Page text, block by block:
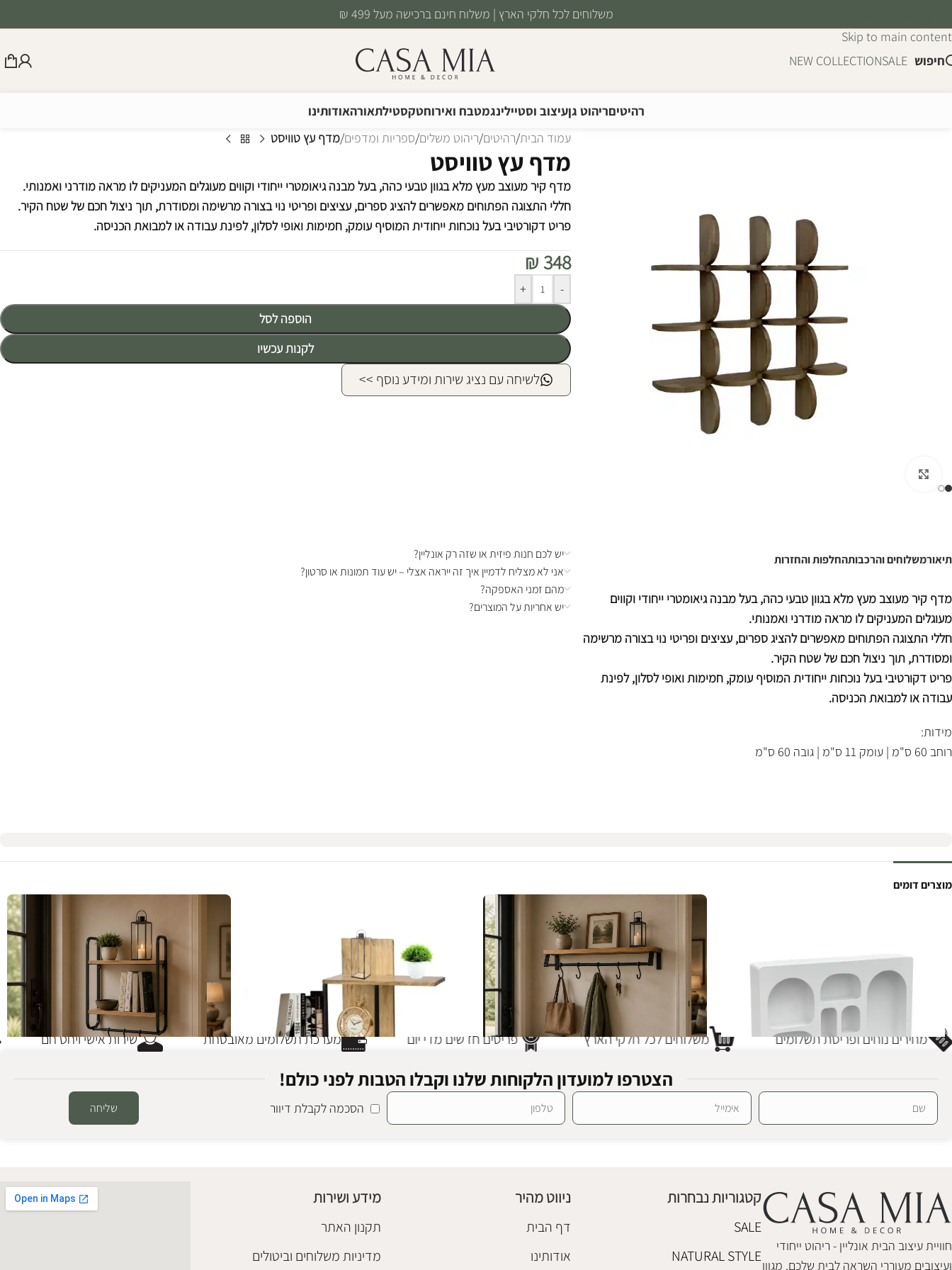
Skip to main content
משלוחים לכל חלקי הארץ | משלוח חינם ברכישה מעל 499 ₪
חיפוש SALE
NEW COLLECTION
רהיטיםריהוט גןעיצוב וסטיילינגמטבח ואירוחטקסטילתאורהאודותינו
עמוד הבית/רהיטים/ריהוט משלים/ספריות ומדפים/מדף עץ טוויסט
מדף עץ טוויסט
מדף קיר מעוצב מעץ מלא בגוון טבעי כהה, בעל מבנה גיאומטרי ייחודי וקווים מעוגלים המעניקים לו מראה מודרני ואמנותי.
חללי התצוגה הפתוחים מאפשרים להציג ספרים, עציצים ופריטי נוי בצורה מרשימה ומסודרת, תוך ניצול חכם של שטח הקיר.
פריט דקורטיבי בעל נוכחות ייחודית המוסיף עומק, חמימות ואופי לסלון, לפינת עבודה או למבואת הכניסה.
₪348
-
+
הוספה לסל
לקנות עכשיו
Alternative:
לשיחה עם נציג שירות ומידע נוסף >>
תיאורמשלוחים והרכבותהחלפות והחזרות
מדף קיר מעוצב מעץ מלא בגוון טבעי כהה, בעל מבנה גיאומטרי ייחודי וקווים
מעוגלים המעניקים לו מראה מודרני ואמנותי.
חללי התצוגה הפתוחים מאפשרים להציג ספרים, עציצים ופריטי נוי בצורה מרשימה
ומסודרת, תוך ניצול חכם של שטח הקיר.
פריט דקורטיבי בעל נוכחות ייחודית המוסיף עומק, חמימות ואופי לסלון, לפינת
עבודה או למבואת הכניסה.
מידות:
רוחב 60 ס"מ | עומק 11 ס"מ | גובה 60 ס"מ
יש לכם חנות פיזית או שזה רק אונליין?
אני לא מצליח לדמיין איך זה ייראה אצלי – יש עוד תמונות או סרטון?
מהם זמני האספקה?
יש אחריות על המוצרים?
מוצרים דומים
SALE
₪1,480
1,150
הוספה לסל
SALE
₪288
238
מדף עץ אדישן
שירות אישי ויחס חם מערכת תשלומים מאובטחת פריטים חדשים מדי יום משלוחים לכל חלקי הארץ מחירים נוחים ופריסת תשלומים
הצטרפו למועדון הלקוחות שלנו וקבלו הטבות לפני כולם!
הסכמה לקבלת דיוור שליחה
חוויית עיצוב הבית אונליין - ריהוט ייחודי
ועיצובים מעוררי השראה לבית שלכם. מגוון
קטגוריות נבחרות
SALE
NATURAL STYLE
ניווט מהיר
דף הבית
אודותינו
מידע ושירות
תקנון האתר
מדיניות משלוחים וביטולים